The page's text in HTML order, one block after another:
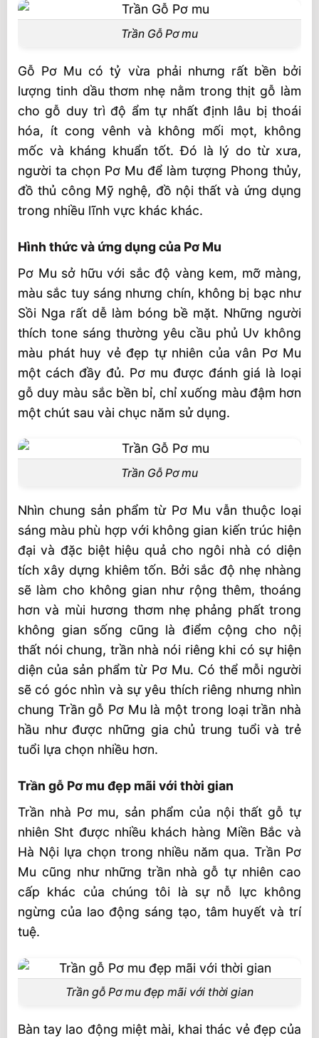
Trần Gỗ Pơ mu
Gỗ Pơ Mu có tỷ vừa phải nhưng rất bền bởi
lượng tinh dầu thơm nhẹ nằm trong thịt gỗ làm
cho gỗ duy trì độ ẩm tự nhất định lâu bị thoái
hóa, ít cong vênh và không mối mọt, không
mốc và kháng khuẩn tốt. Đó là lý do từ xưa,
người ta chọn Pơ Mu để làm tượng Phong thủy,
đồ thủ công Mỹ nghệ, đồ nội thất và ứng dụng
trong nhiều lĩnh vực khác khác.
Hình thức và ứng dụng của Pơ Mu
Pơ Mu sở hữu với sắc độ vàng kem, mỡ màng,
màu sắc tuy sáng nhưng chín, không bị bạc như
Sồi Nga rất dễ làm bóng bề mặt. Những người
thích tone sáng thường yêu cầu phủ Uv không
màu phát huy vẻ đẹp tự nhiên của vân Pơ Mu
một cách đầy đủ. Pơ mu được đánh giá là loại
gỗ duy màu sắc bền bỉ, chỉ xuống màu đậm hơn
một chút sau vài chục năm sử dụng.
Trần Gỗ Pơ mu
Nhìn chung sản phẩm từ Pơ Mu vẫn thuộc loại
sáng màu phù hợp với không gian kiến trúc hiện
đại và đặc biệt hiệu quả cho ngôi nhà có diện
tích xây dựng khiêm tốn. Bởi sắc độ nhẹ nhàng
sẽ làm cho không gian như rộng thêm, thoáng
hơn và mùi hương thơm nhẹ phảng phất trong
không gian sống cũng là điểm cộng cho nộị
thất nói chung, trần nhà nói riêng khi có sự hiện
diện của sản phẩm từ Pơ Mu. Có thể mỗi người
sẽ có góc nhìn và sự yêu thích riêng nhưng nhìn
chung Trần gỗ Pơ Mu là một trong loại trần nhà
hầu như được những gia chủ trung tuổi và trẻ
tuổi lựa chọn nhiều hơn.
Trần gỗ Pơ mu đẹp mãi với thời gian
Trần nhà Pơ mu, sản phẩm của nội thất gỗ tự
nhiên Sht được nhiều khách hàng Miền Bắc và
Hà Nội lựa chọn trong nhiều năm qua. Trần Pơ
Mu cũng như những trần nhà gỗ tự nhiên cao
cấp khác của chúng tôi là sự nỗ lực không
ngừng của lao động sáng tạo, tâm huyết và trí
tuệ.
Trần gỗ Pơ mu đẹp mãi với thời gian
Bàn tay lao động miệt mài, khai thác vẻ đẹp của